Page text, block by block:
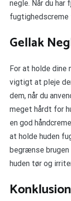
negle. Når du har
fugtighedscreme
Gellak
For at holde
vigtigt at pleje
dem, når du
meget hårdt for
en god
at holde huden
begrænse
huden tør og
Konklusion